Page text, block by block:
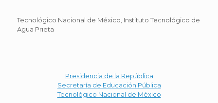
Tecnológico Nacional de México, Instituto Tecnológico de
Agua Prieta
Presidencia de la República
Secretaría de Educación Pública
Tecnológico Nacional de México